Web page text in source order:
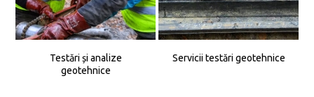
Testări și analize
geotehnice
Servicii testări geotehnice